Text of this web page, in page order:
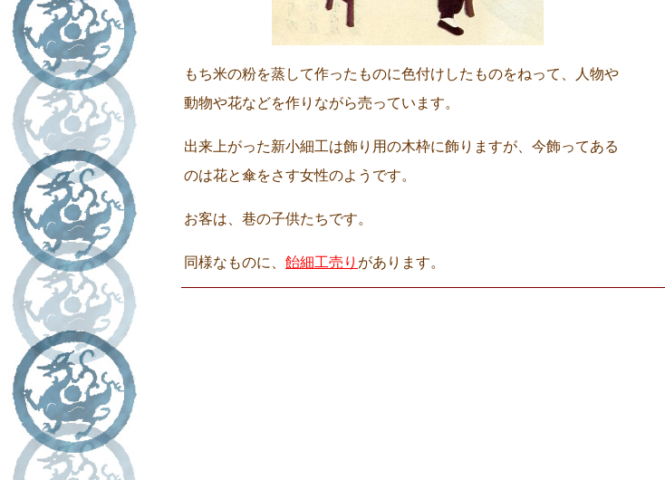
もち米の粉を蒸して作ったものに色付けしたものをねって、人物や
動物や花などを作りながら売っています。
出来上がった新小細工は飾り用の木枠に飾りますが、今飾ってある
のは花と傘をさす女性のようです。
お客は、巷の子供たちです。
同様なものに、 飴細工売り があります。